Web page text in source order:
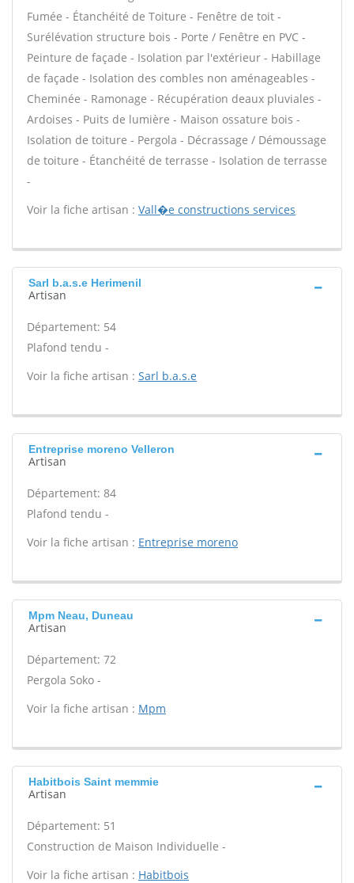
Fumée - Étanchéité de Toiture - Fenêtre de toit -
Surélévation structure bois - Porte / Fenêtre en PVC -
Peinture de façade - Isolation par l'extérieur - Habillage
de façade - Isolation des combles non aménageables -
Cheminée - Ramonage - Récupération deaux pluviales -
Ardoises - Puits de lumière - Maison ossature bois -
Isolation de toiture - Pergola - Décrassage / Démoussage
de toiture - Étanchéité de terrasse - Isolation de terrasse
-
Voir la fiche artisan : Vall�e constructions services
Sarl b.a.s.e Herimenil
Artisan
Département: 54
Plafond tendu -
Voir la fiche artisan : Sarl b.a.s.e
Entreprise moreno Velleron
Artisan
Département: 84
Plafond tendu -
Voir la fiche artisan : Entreprise moreno
Mpm Neau, Duneau
Artisan
Département: 72
Pergola Soko -
Voir la fiche artisan : Mpm
Habitbois Saint memmie
Artisan
Département: 51
Construction de Maison Individuelle -
Voir la fiche artisan : Habitbois